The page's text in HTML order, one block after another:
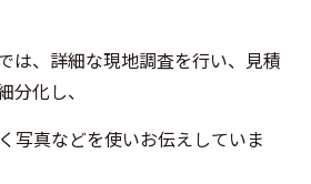
は、詳細な現地調査を行い、見積
分化し、
写真などを使いお伝えしていま